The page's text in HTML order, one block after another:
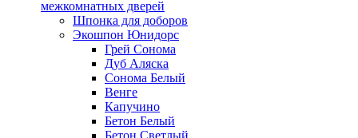
межкомнатных дверей
Шпонка для доборов
Экошпон Юнидорс
Грей Сонома
Дуб Аляска
Сонома Белый
Венге
Капучино
Бетон Белый
Бетон Светлый